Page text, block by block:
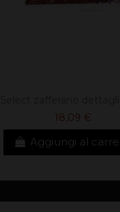
18,09 €
Aggiungi al